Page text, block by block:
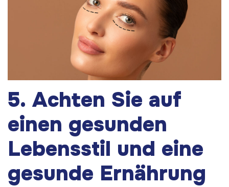
5. Achten Sie auf
einen gesunden
Lebensstil und eine
gesunde Ernährung